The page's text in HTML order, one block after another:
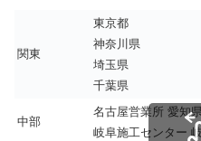
関東
東京都
神奈川県
埼玉県
千葉県
中部
名古屋営業所 愛知
岐阜施工センター